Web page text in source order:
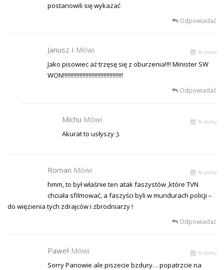
postanowili się wykazać
Odpowiadać
Janusz I Mówi % temu
Jako pisowiec aż trzęsę się z oburzenia!!!! Minister SW
WON!!!!!!!!!!!!!!!!!!!!!!!!!!!!!!!!!!!!!!!!
Odpowiadać
Michu Mówi % temu
Akurat to usłyszy ;).
Roman Mówi % temu
hmm, to był właśnie ten atak faszystów ,które TVN
chciała sfilmować, a faszyści byli w mundurach policji –
do więzienia tych zdrajców i zbrodniarzy !
Odpowiadać
Paweł Mówi % temu
Sorry Panowie ale piszecie bzdury… popatrzcie na